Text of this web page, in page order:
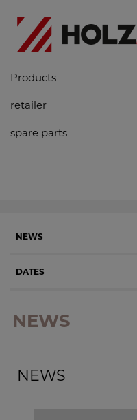
Products
retailer
spare parts
NEWS
NEWS
NEWS
DATES